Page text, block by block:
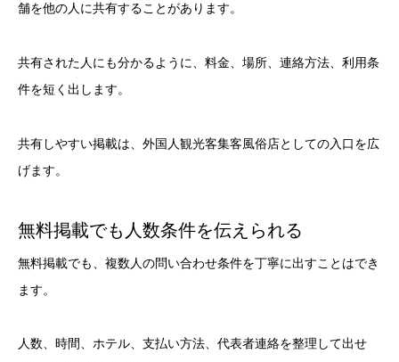
舗を他の人に共有することがあります。
共有された人にも分かるように、料金、場所、連絡方法、利用条
件を短く出します。
共有しやすい掲載は、外国人観光客集客風俗店としての入口を広
げます。
無料掲載でも人数条件を伝えられる
無料掲載でも、複数人の問い合わせ条件を丁寧に出すことはでき
ます。
人数、時間、ホテル、支払い方法、代表者連絡を整理して出せ